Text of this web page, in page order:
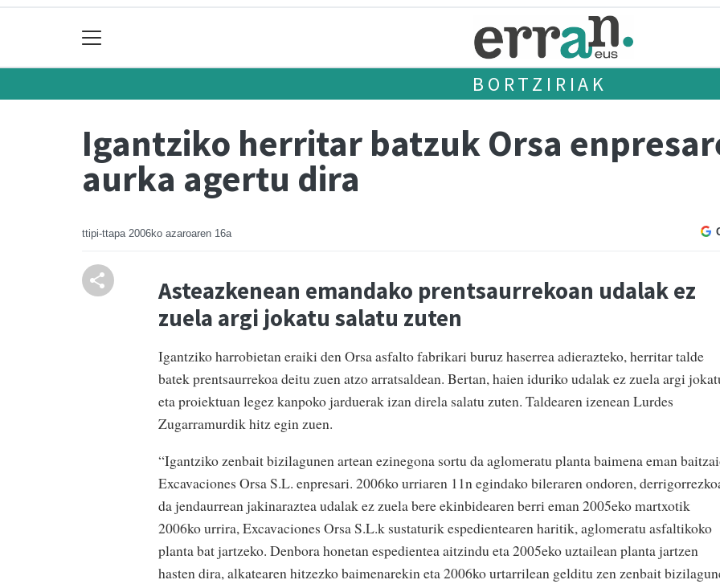
BORTZIRIAK
Igantziko herritar batzuk Orsa
aurka agertu dira
ttipi-ttapa 2006ko azaroaren 16a
Asteazkenean emandako prentsaurrekoan udalak ez
zuela argi jokatu salatu zuten
Igantziko harrobietan eraiki den Orsa asfalto fabrikari buruz haserrea adierazteko, herritar talde
batek prentsaurrekoa deitu zuen atzo arratsaldean. Bertan, haien iduriko udalak ez zuela argi
eta proiektuan legez kanpoko jarduerak izan direla salatu zuten. Taldearen izenean Lurdes
Zugarramurdik hitz egin zuen.
“Igantziko zenbait bizilagunen artean ezinegona sortu da aglomeratu planta baimena eman
Excavaciones Orsa S.L. enpresari. 2006ko urriaren 11n egindako bileraren ondoren,
da jendaurrean jakinaraztea udalak ez zuela bere ekinbidearen berri eman 2005eko martxotik
2006ko urrira, Excavaciones Orsa S.L.k sustaturik espedientearen haritik, aglomeratu asfaltikoko
planta bat jartzeko. Denbora honetan espedientea aitzindu eta 2005eko uztailean planta jartzen
hasten dira, alkatearen hitzezko baimenarekin eta 2006ko urtarrilean gelditu zen zenbait